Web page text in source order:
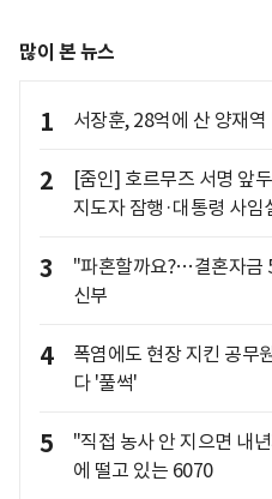
많이 본 뉴스
1 서장훈, 28억에 산 양재
2
[줌인] 호르무즈 서명 앞
지도자 잠행·대통령 사임
3
"파혼할까요?…결혼자금
신부
4
폭염에도 현장 지킨 공무
다 '풀썩'
5
"직접 농사 안 지으면 내
에 떨고 있는 6070